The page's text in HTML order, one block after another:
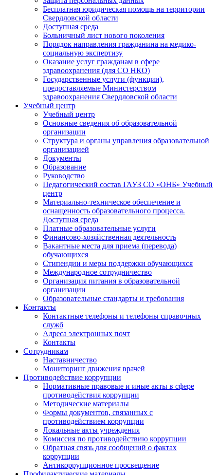
Бесплатная юридическая помощь на территории
Свердловской области
Доступная среда
Больничный лист нового поколения
Порядок направления гражданина на медико-
социальную экспертизу
Оказание услуг гражданам в сфере
здравоохранения (для СО НКО)
Государственные услуги (функции),
предоставляемые Министерством
здравоохранения Свердловской области
Учебный центр
Учебный центр
Основные сведения об образовательной
организации
Структура и органы управления образовательной
организацией
Документы
Образование
Руководство
Педагогический состав ГАУЗ СО «ОНБ» Учебный
центр
Материально-техническое обеспечение и
оснащенность образовательного процесса.
Доступная среда
Платные образовательные услуги
Финансово-хозяйственная деятельность
Вакантные места для приема (перевода)
обучающихся
Стипендии и меры поддержки обучающихся
Международное сотрудничество
Организация питания в образовательной
организации
Образовательные стандарты и требования
Контакты
Контактные телефоны и телефоны справочных
служб
Адреса электронных почт
Контакты
Сотрудникам
Наставничество
Мониторинг движения врачей
Противодействие коррупции
Нормативные правовые и иные акты в сфере
противодействия коррупции
Методические материалы
Формы документов, связанных с
противодействием коррупции
Локальные акты учреждения
Комиссия по противодействию коррупции
Обратная связь для сообщений о фактах
коррупции
Антикоррупционное просвещение